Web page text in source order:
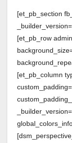
[et_pb_section
[et_pb_row
[et_pb_column